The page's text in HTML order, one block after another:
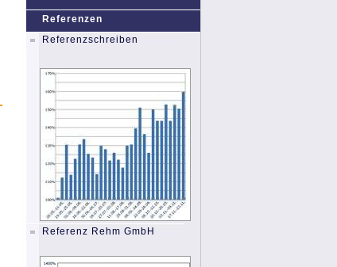
Referenzen
Referenzschreiben
Referenz Rehm GmbH